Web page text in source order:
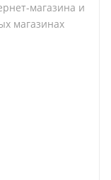
магазина и
магазинах